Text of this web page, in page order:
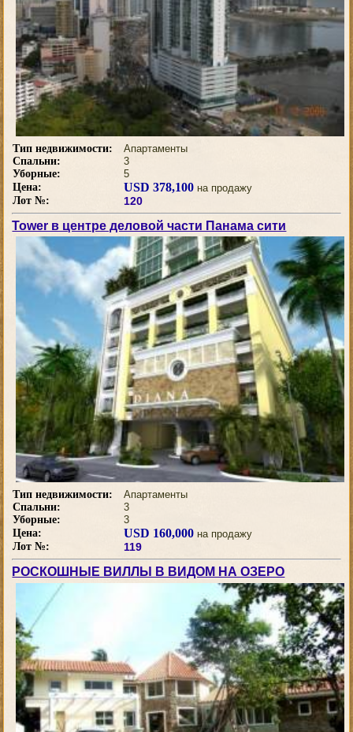
Тип недвижимости:
Апартаменты
Спальни:
3
Уборные:
5
Цена:
USD 378,100 на продажу
Лот №:
120
Tower в центре деловой части Панама сити
Тип недвижимости:
Апартаменты
Спальни:
3
Уборные:
3
Цена:
USD 160,000 на продажу
Лот №:
119
РОСКОШНЫЕ ВИЛЛЫ В ВИДОМ НА ОЗЕРО